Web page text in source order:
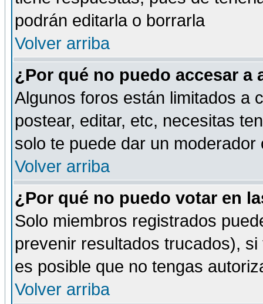
podrán editarla o borrarla
Volver arriba
¿Por qué no puedo accesar a
Algunos foros están limitados a
postear, editar, etc, necesitas
solo te puede dar un
Volver arriba
¿Por qué no puedo votar en
Solo miembros registrados
prevenir resultados trucados),
es posible que no tengas
Volver arriba